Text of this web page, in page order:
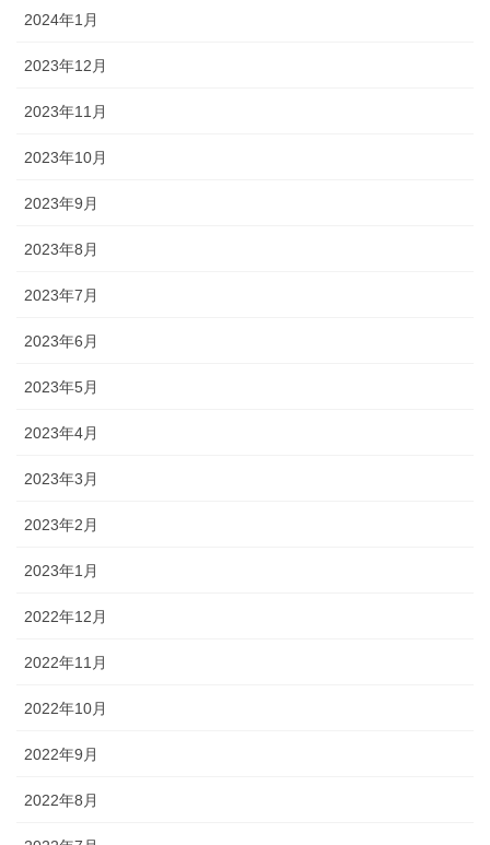
2024年1月
2023年12月
2023年11月
2023年10月
2023年9月
2023年8月
2023年7月
2023年6月
2023年5月
2023年4月
2023年3月
2023年2月
2023年1月
2022年12月
2022年11月
2022年10月
2022年9月
2022年8月